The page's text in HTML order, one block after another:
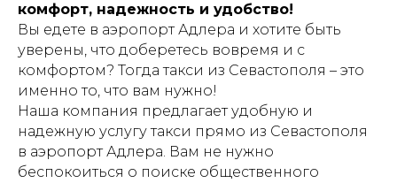
комфорт, надежность и удобство!
Вы едете в аэропорт Адлера и хотите быть
уверены, что доберетесь вовремя и с
комфортом? Тогда такси из Севастополя – это
именно то, что вам нужно!
Наша компания предлагает удобную и
надежную услугу такси прямо из Севастополя
в аэропорт Адлера. Вам не нужно
беспокоиться о поиске общественного